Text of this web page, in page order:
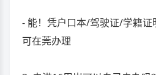
- 能！凭户口本/驾驶证/学籍证
可在莞办理